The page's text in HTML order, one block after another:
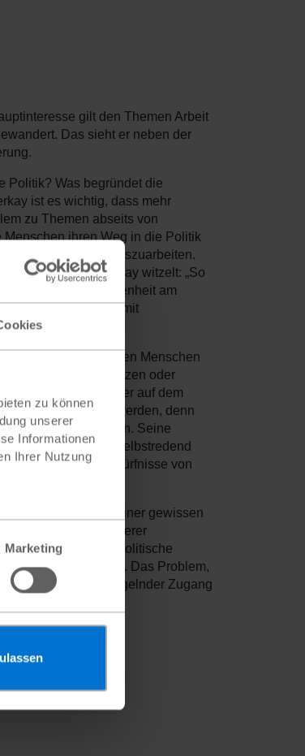
zu können
unserer
Informationen
Ihrer Nutzung
Marketing
gilt den Themen Arbeit
Das sieht er neben der
Politik? Was begründet die
ist es wichtig, dass mehr
zu Themen abseits von
ihren Weg in die Politik
oder Statute auszuarbeiten.
berücksichtigt. Berkay witzelt: „So
aus meiner Betroffenheit am
dass Menschen mit
Kreisen, hätten Menschen
jemanden zu verletzen oder
dann eben doch eher auf dem
mehr gesprochen werden, denn
sein müssten. Seine
sollte man selbstredend
Blick für die Bedürfnisse von
man oftmals mit einer gewissen
Menschen mit anderer
an Strategien, politische
aktiv einzubinden. Das Problem,
vielmehr mangelnder Zugang